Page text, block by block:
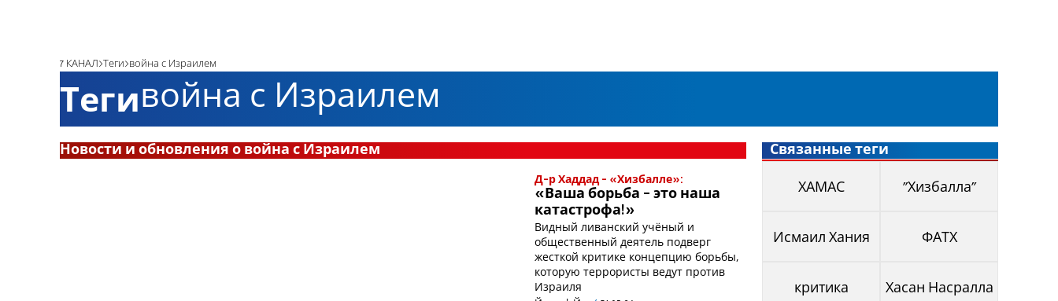
7 КАНАЛ Теги война с Израилем
Тегивойна с Израилем
Новости и обновления о война с Израилем
Д-р Хаддад - «Хизбалле»:
«Ваша борьба - это наша
катастрофа!»
Видный ливанский учёный и
общественный деятель подверг
жесткой критике концепцию борьбы,
которую террористы ведут против
Израиля
Связанные теги
ХАМАС "Хизбалла"
Исмаил Хания ФАТХ
критика Хасан Насралла